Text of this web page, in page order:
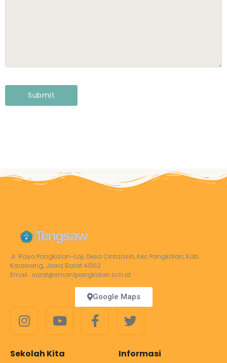
Jl. Raya Pangkalan-Loji, Desa Cintaasih, Kec Pangkalan, Kab
Karawang, Jawa Barat 41362
Email : surat@sman1pangkalan.sch.id
Google Maps
Sekolah Kita Informasi